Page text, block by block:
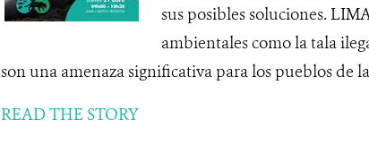
sus posibles soluciones.
ambientales como la tala
son una amenaza significativa para los pueblos de
READ THE STORY